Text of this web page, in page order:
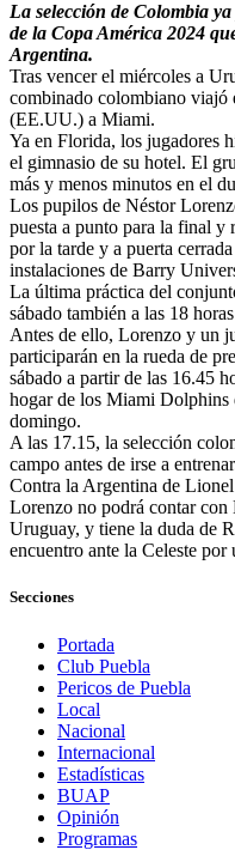
La selección de Colombia
de la Copa América 2024
Argentina.
Tras vencer el miércoles a
combinado colombiano viajó
(EE.UU.) a Miami.
Ya en Florida, los jugadores
el gimnasio de su hotel. El
más y menos minutos en el
Los pupilos de Néstor
puesta a punto para la final y
por la tarde y a puerta
instalaciones de Barry
La última práctica del
sábado también a las 18
Antes de ello, Lorenzo y un
participarán en la rueda de
sábado a partir de las 16.45
hogar de los Miami Dolphins
domingo.
A las 17.15, la selección
campo antes de irse a
Contra la Argentina de
Lorenzo no podrá contar
Uruguay, y tiene la duda de
encuentro ante la Celeste por
Secciones
Portada
Club Puebla
Pericos de Puebla
Local
Nacional
Internacional
Estadísticas
BUAP
Opinión
Programas